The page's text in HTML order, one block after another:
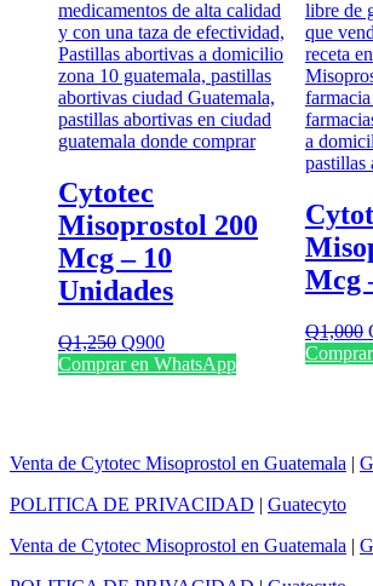
Cytotec
Misoprostol 200
Mcg – 10
Unidades
Q1,250 El
precio
Q900El
precio
Comprar en WhatsApp
Mcg
Q1,000
Venta de Cytotec Misoprostol en Guatemala |
POLITICA DE PRIVACIDAD | Guatecyto
Venta de Cytotec Misoprostol en Guatemala |